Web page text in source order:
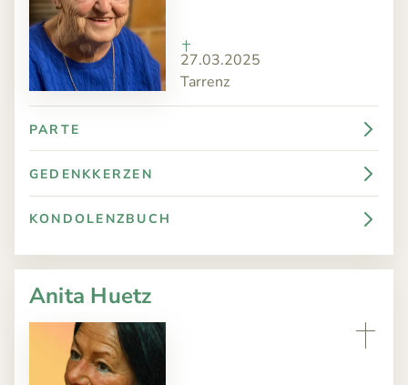
27.03.2025
Tarrenz
PARTE
GEDENKKERZEN
KONDOLENZBUCH
Anita Huetz